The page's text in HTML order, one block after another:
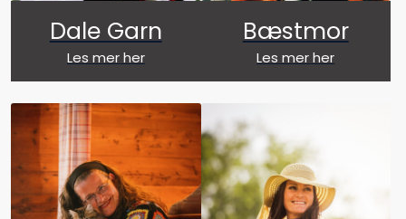
Dale Garn
Les mer her
Bæstmor
Les mer her